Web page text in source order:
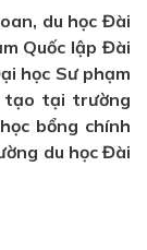
du học Đài
Quốc lập Đài
học Sư phạm
tạo tại trường
bổng chính
du học Đài